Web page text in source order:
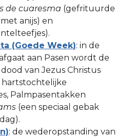
de cuaresma (gefrituurde
anijs) en
(Goede Week): in de
aan Pasen wordt de
van Jezus Christus
Palmpasentakken
(een speciaal gebak
: de wederopstanding van